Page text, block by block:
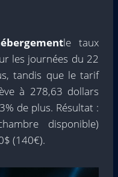
le taux
les journées du 22
tandis que le tarif
à 278,63 dollars
de plus. Résultat :
disponible)
(140€).